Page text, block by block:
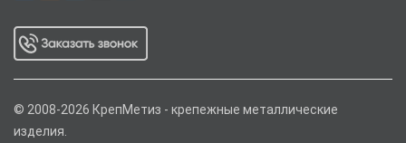
© 2008-2026 КрепМетиз - крепежные металлические
изделия.